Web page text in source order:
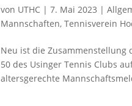
von UTHC |7. Mai 2023 |
Mannschaften,Tennisverein
Neu ist die Zusammenstellung
50 des Usinger Tennis Clubs
altersgerechte